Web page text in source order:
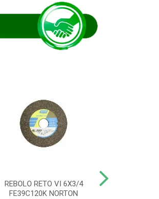
REBOLO RETO VI 6X3/4
FE39C120K NORTON